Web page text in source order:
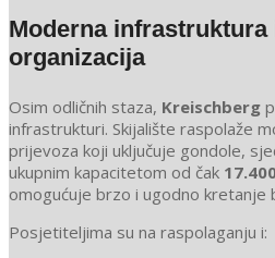
Moderna infrastruktura
organizacija
Osim odličnih staza, Kreischberg
infrastrukturi. Skijalište raspolaže
prijevoza koji uključuje gondole,
ukupnim kapacitetom od čak
omogućuje brzo i ugodno kretanje
Posjetiteljima su na raspolaganju i: